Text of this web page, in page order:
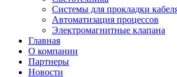
Системы для прокладки
Автоматизация процессов
Электромагнитные клапана
Главная
О компании
Партнеры
Новости